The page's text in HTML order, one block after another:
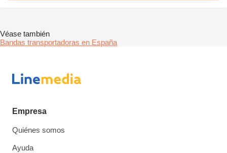
Véase también
Bandas transportadoras en España
Empresa
Quiénes somos
Ayuda